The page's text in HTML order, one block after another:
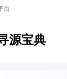
台
源宝典